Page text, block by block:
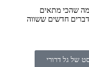
מה שהכי מתאים
חדשים ששווה
של גל דרורי